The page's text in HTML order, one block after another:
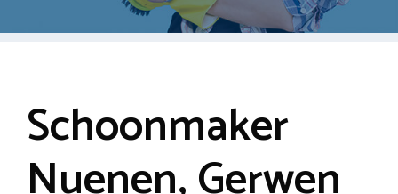
Schoonmaker